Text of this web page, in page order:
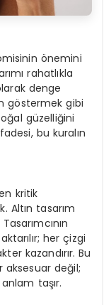
önemini
rahatlıkla
denge
göstermek gibi
güzelliğini
bu kuralın
kritik
Altın tasarım
her çizgi
kazandırır. Bu
aksesuar değil;
taşır.